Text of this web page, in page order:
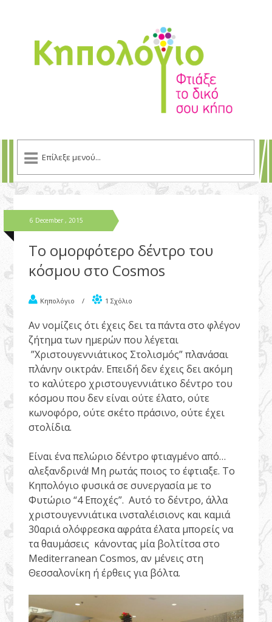
6 December , 2015
Το ομορφότερο δέντρο του
κόσμου στο Cosmos
Κηπολόγιο / 1 Σχόλιο
Αν νομίζεις ότι έχεις δει τα πάντα στο φλέγον
ζήτημα των ημερών που λέγεται
”Χριστουγεννιάτικος Στολισμός” πλανάσαι
πλάνην οικτράν. Επειδή δεν έχεις δει ακόμη
το καλύτερο χριστουγεννιάτικο δέντρο του
κόσμου που δεν είναι ούτε έλατο, ούτε
κωνοφόρο, ούτε σκέτο πράσινο, ούτε έχει
στολίδια.
Είναι ένα πελώριο δέντρο φτιαγμένο από…
αλεξανδρινά! Μη ρωτάς ποιος το έφτιαξε. Το
Κηπολόγιο φυσικά σε συνεργασία με το
Φυτώριο “4 Εποχές”. Αυτό το δέντρο, άλλα
χριστουγεννιάτικα ινσταλέισιονς και καμιά
30αριά ολόφρεσκα αφράτα έλατα μπορείς να
τα θαυμάσεις κάνοντας μία βολτίτσα στο
Mediterranean Cosmos, αν μένεις στη
Θεσσαλονίκη ή έρθεις για βόλτα.